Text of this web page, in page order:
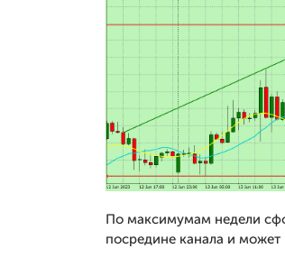
По максимумам недели
посредине канала и может